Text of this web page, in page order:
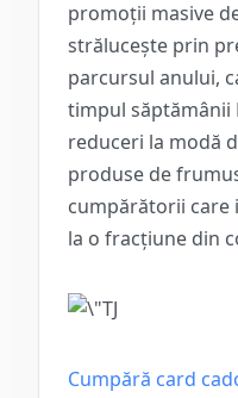
promoții masive
strălucește prin
parcursul anului,
timpul săptămânii
reduceri la modă
produse de
cumpărătorii care
la o fracțiune din
Cumpără card